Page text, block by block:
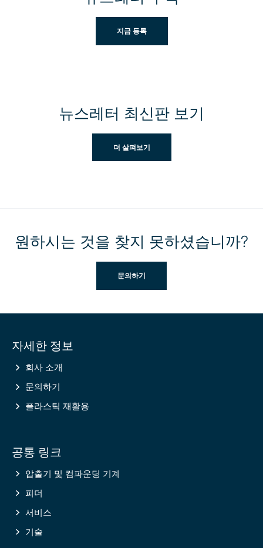
지금 등록
뉴스레터 최신판 보기
더 살펴보기
원하시는 것을 찾지 못하셨습니까?
문의하기
information
자세한 정보
회사 소개
문의하기
플라스틱 재활용
공통 링크
압출기 및 컴파운딩 기계
피더
서비스
기술